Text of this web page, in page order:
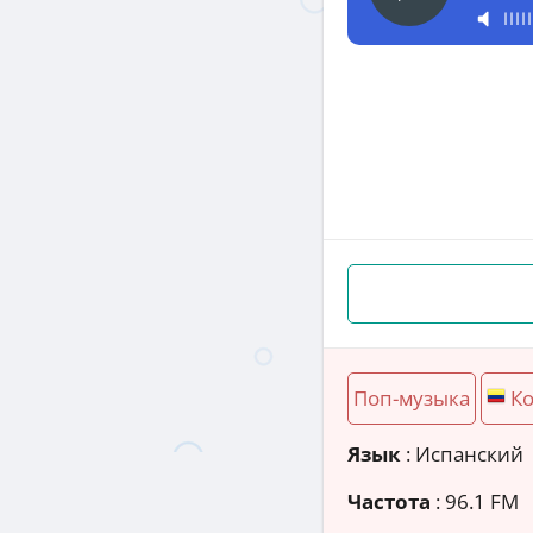
Поп-музыка
Язык : Испанский
Частота : 96.1 FM